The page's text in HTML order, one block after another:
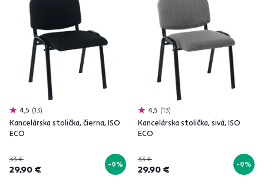
4,5 13
Kancelárska stolička, čierna, ISO
ECO
33 €
29,90 € -9%
4,5 13
Kancelárska stolička, sivá, ISO
ECO
33 €
29,90 € -9%